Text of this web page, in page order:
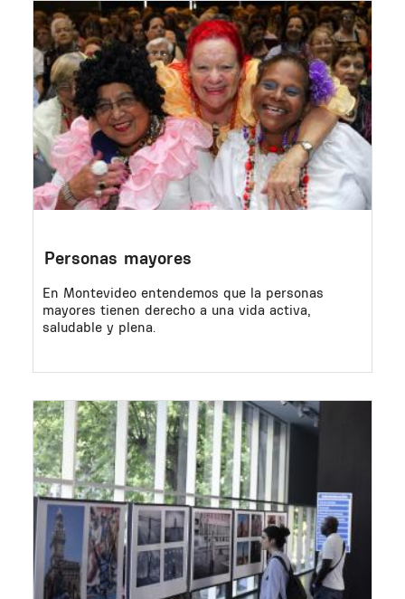
Image
Personas mayores
En Montevideo entendemos que la personas
mayores tienen derecho a una vida activa,
saludable y plena.
Image